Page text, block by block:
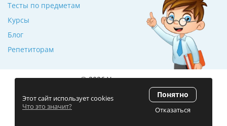
Тесты по предметам
Курсы
Блог
Репетиторам
© 2026 Училкин.ru
Рейтинг 5.0
(120 отзывов)
ZmitroC.by™
Этот сайт использует cookies
Что это значит?
Понятно
Отказаться